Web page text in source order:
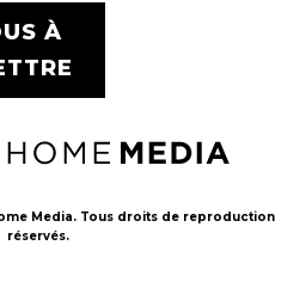
À
Media. Tous droits de reproduction
réservés.